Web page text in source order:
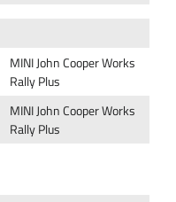
MINI John Cooper Works
Rally Plus
MINI John Cooper Works
Rally Plus